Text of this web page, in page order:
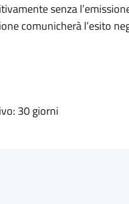
senza
comunicherà l’esito
30 giorni